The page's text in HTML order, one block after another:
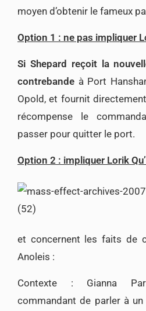
moyen d’obtenir le fameux
Option 1 : ne pas impliquer
Si Shepard reçoit la
contrebande à Port
Opold, et fournit
récompense le
passer pour quitter le port.
Option 2 : impliquer Lorik
et concernent les faits de
Anoleis :
Contexte : Gianna
commandant de parler à un